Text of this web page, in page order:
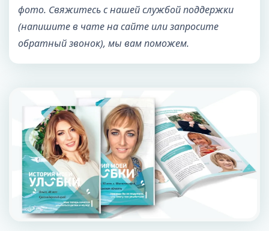
фото. Свяжитесь с нашей службой поддержки
(напишите в чате на сайте или запросите
обратный звонок), мы вам поможем.